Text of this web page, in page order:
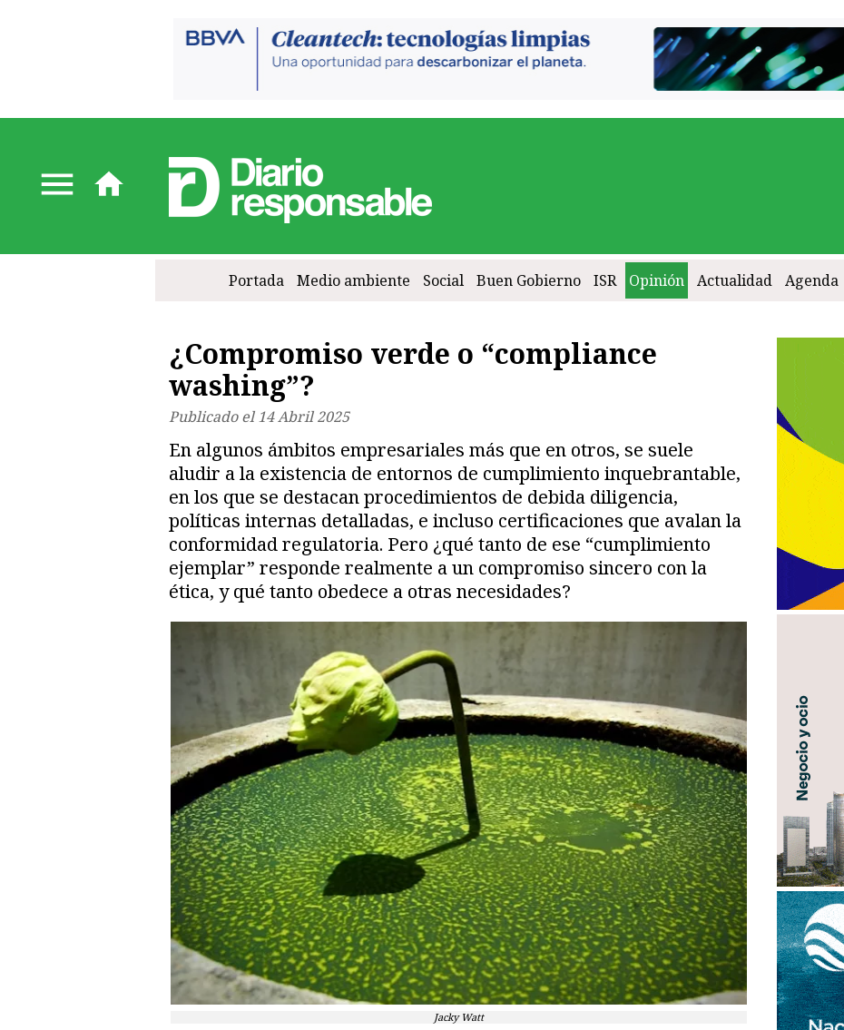
Portada Medio ambiente Social Buen Gobierno ISR Opinión Actualidad Agenda
¿Compromiso verde o “compliance
washing”?
Publicado el14 Abril 2025
En algunos ámbitos empresariales más que en otros, se suele
aludir a la existencia de entornos de cumplimiento inquebrantable,
en los que se destacan procedimientos de debida diligencia,
políticas internas detalladas, e incluso certificaciones que avalan la
conformidad regulatoria. Pero ¿qué tanto de ese “cumplimiento
ejemplar” responde realmente a un compromiso sincero con la
ética, y qué tanto obedece a otras necesidades?
Jacky Watt